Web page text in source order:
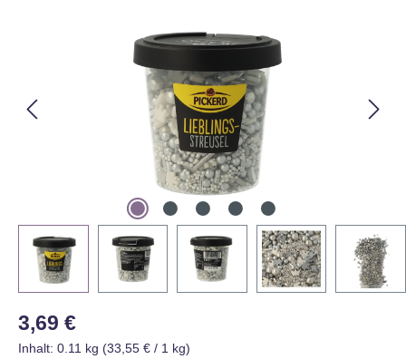
Regulärer Preis:
3,69 €
Inhalt: 0.11 kg (33,55 € / 1 kg)